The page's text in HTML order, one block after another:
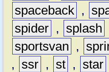
spaceback ,
spider , splash
sportsvan
,
,
ssr , st , star